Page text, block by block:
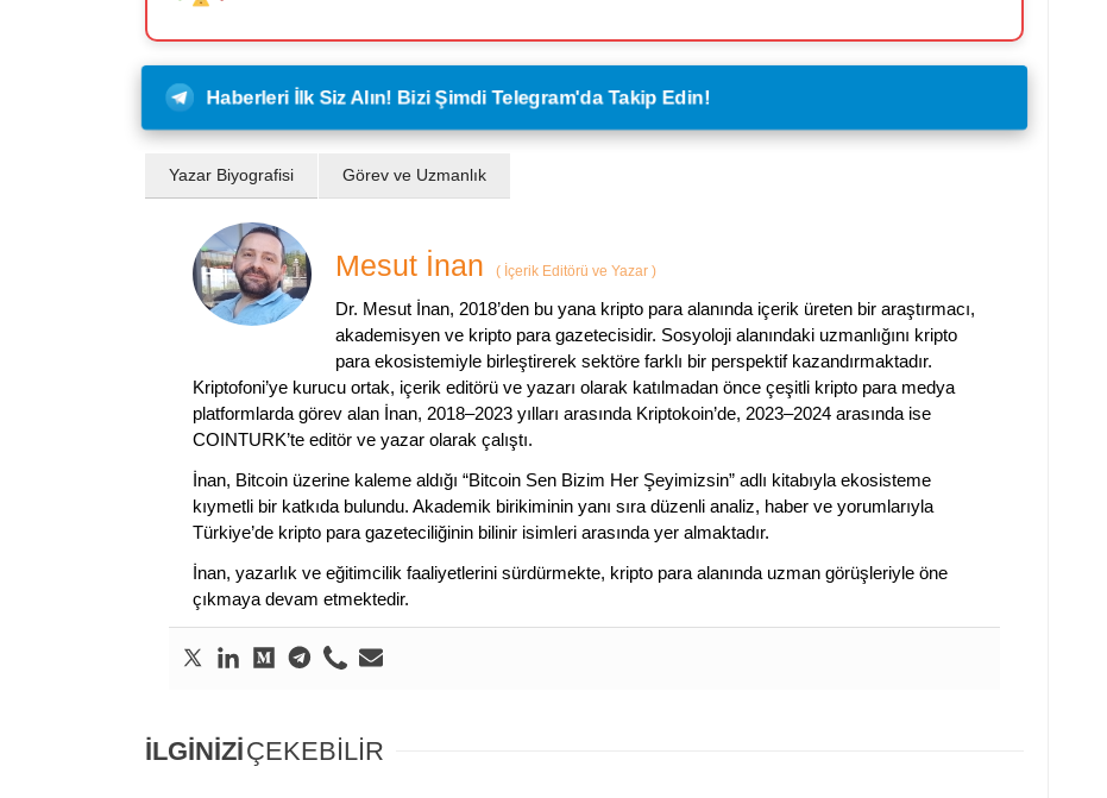
Haberleri İlk Siz Alın! Bizi Şimdi Telegram'da Takip Edin!
Yazar Biyografisi Görev ve Uzmanlık
Mesut İnan ( İçerik Editörü ve Yazar )
Dr. Mesut İnan, 2018’den bu yana kripto para alanında içerik üreten bir araştırmacı,
akademisyen ve kripto para gazetecisidir. Sosyoloji alanındaki uzmanlığını kripto
para ekosistemiyle birleştirerek sektöre farklı bir perspektif kazandırmaktadır.
Kriptofoni’ye kurucu ortak, içerik editörü ve yazarı olarak katılmadan önce çeşitli kripto para medya
platformlarda görev alan İnan, 2018–2023 yılları arasında Kriptokoin’de, 2023–2024 arasında ise
COINTURK’te editör ve yazar olarak çalıştı.
İnan, Bitcoin üzerine kaleme aldığı “Bitcoin Sen Bizim Her Şeyimizsin” adlı kitabıyla ekosisteme
kıymetli bir katkıda bulundu. Akademik birikiminin yanı sıra düzenli analiz, haber ve yorumlarıyla
Türkiye’de kripto para gazeteciliğinin bilinir isimleri arasında yer almaktadır.
İnan, yazarlık ve eğitimcilik faaliyetlerini sürdürmekte, kripto para alanında uzman görüşleriyle öne
çıkmaya devam etmektedir.
İLGİNİZİÇEKEBİLİR